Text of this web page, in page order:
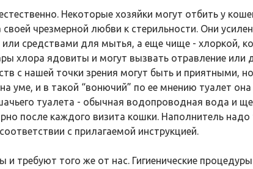
Некоторые хозяйки могут отбить у
чрезмерной любви к стерильности. Они
средствами для мытья, а еще чище - хлоркой,
хлора ядовиты и могут вызвать отравление или
с нашей точки зрения могут быть и приятными,
уме, и в такой “вонючий” по ее мнению туалет
туалета - обычная водопроводная вода и
после каждого визита кошки. Наполнитель
с прилагаемой инструкцией.
и требуют того же от нас. Гигиенические